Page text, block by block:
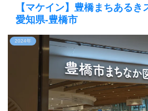
【マケイン】豊橋まちあるき
愛知県-豊橋市
2024年